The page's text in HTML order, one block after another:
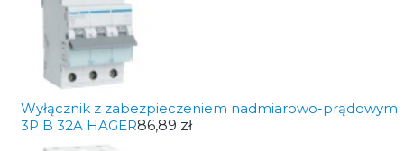
Wyłącznik z zabezpieczeniem nadmiarowo-prądowym
3P B 32A HAGER86,89 zł